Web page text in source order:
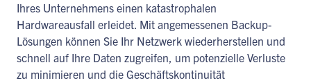
Ihres Unternehmens einen katastrophalen
Hardwareausfall erleidet. Mit angemessenen Backup-
Lösungen können Sie Ihr Netzwerk wiederherstellen und
schnell auf Ihre Daten zugreifen, um potenzielle Verluste
zu minimieren und die Geschäftskontinuität